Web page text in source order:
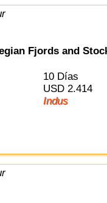
Fjords and
10 Días
USD 2.414
Indus